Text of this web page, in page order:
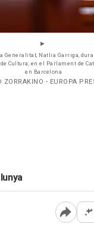
Generalitat, Natlia Garriga,
Cultura, en el Parlament de
en Barcelona
ZORRAKINO - EUROPA
Abrir